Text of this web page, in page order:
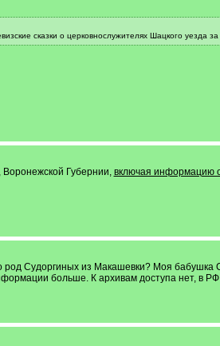
сказки о церковнослужителях Шацкого уезда
, Воронежской Губернии, включая информацию
род Судоргиных из Макашевки? Моя
больше. К архивам доступа нет, в РФ